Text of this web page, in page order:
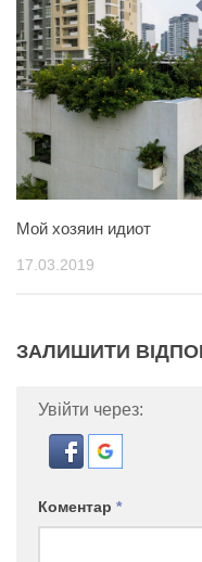
Мой хозяин идиот
17.03.2019
ЗАЛИШИТИ
Увійти через:
Коментар *